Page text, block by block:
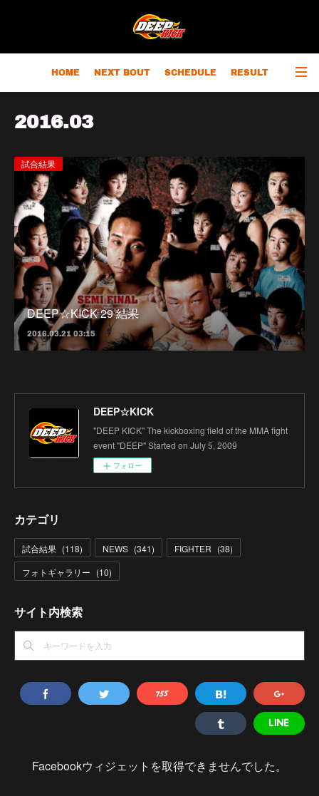
HOME NEXT BOUT SCHEDULE RESULT
2016.03
試合結果
DEEP☆KICK 29 結果
2016.03.21 03:15
DEEP☆KICK
"DEEP KICK" The kickboxing field of the MMA fight
event "DEEP" Started on July 5, 2009
フォロー
カテゴリ
試合結果 (118) NEWS (341) FIGHTER (38)
フォトギャラリー (10)
サイト内検索
Facebookウィジェットを取得できませんでした。